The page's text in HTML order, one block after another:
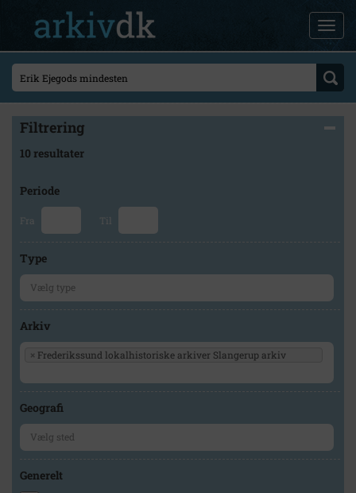
Filtrering
10 resultater
Periode
Fra Til
Type
Arkiv
× Frederikssund lokalhistoriske arkiver Slangerup arkiv
Geografi
Generelt